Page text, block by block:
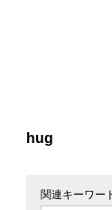
hug
関連キーワー